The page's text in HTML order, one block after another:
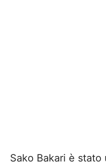
Sako Bakari è stato